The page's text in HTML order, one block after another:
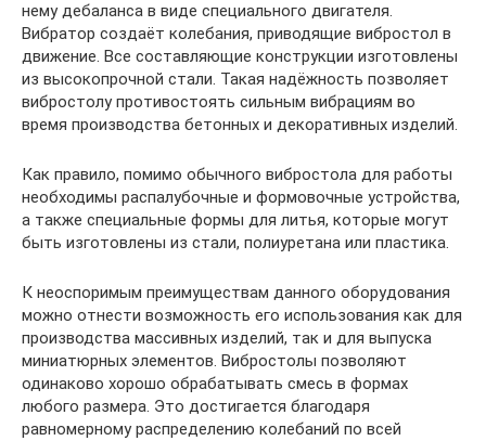
нему дебаланса в виде специального двигателя.
Вибратор создаёт колебания, приводящие вибростол в
движение. Все составляющие конструкции изготовлены
из высокопрочной стали. Такая надёжность позволяет
вибростолу противостоять сильным вибрациям во
время производства бетонных и декоративных изделий.
Как правило, помимо обычного вибростола для работы
необходимы распалубочные и формовочные устройства,
а также специальные формы для литья, которые могут
быть изготовлены из стали, полиуретана или пластика.
К неоспоримым преимуществам данного оборудования
можно отнести возможность его использования как для
производства массивных изделий, так и для выпуска
миниатюрных элементов. Вибростолы позволяют
одинаково хорошо обрабатывать смесь в формах
любого размера. Это достигается благодаря
равномерному распределению колебаний по всей